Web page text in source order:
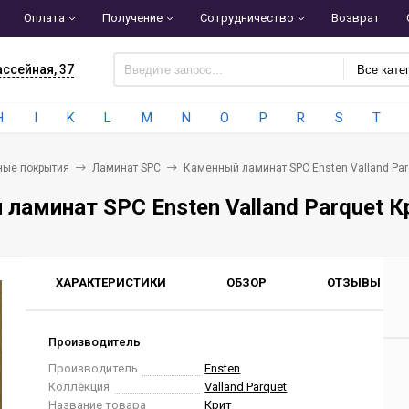
Оплата Получение Сотрудничество Возврат
37 Все
I K L M N O P R S T
покрытия Ламинат SPC Каменный ламинат SPC Ensten Valland
SPC Ensten Valland Parquet
ХАРАКТЕРИСТИКИ ОБЗОР ОТЗЫВЫ
Производитель
Производитель
Ensten
Коллекция
Valland Parquet
Название товара
Крит